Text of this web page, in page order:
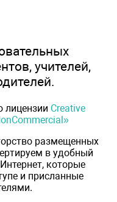
учителей,
лицензии Creative
размещенных
в удобный
которые
и присланные